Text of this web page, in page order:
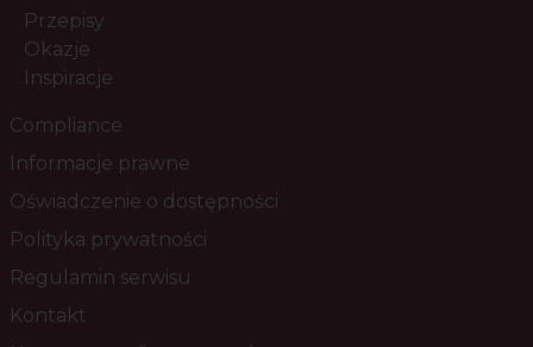
Przepisy
Okazje
Inspiracje
Compliance
Informacje prawne
Oświadczenie o dostępności
Polityka prywatności
Regulamin serwisu
Kontakt